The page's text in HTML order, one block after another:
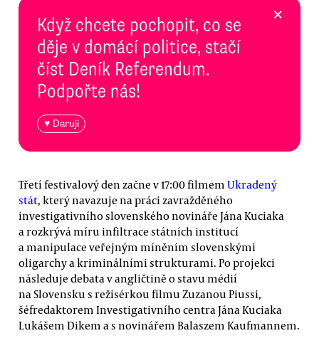
Když chcete pochopit, co se
děje v domácí politice, stačí
číst Deník Referendum.
Podpořte nás!
♥ Daruji
×
Třetí festivalový den začne v 17:00 filmem Ukradený
stát, který navazuje na práci zavražděného
investigativního slovenského novináře Jána Kuciaka
a rozkrývá míru infiltrace státních institucí
a manipulace veřejným míněním slovenskými
oligarchy a kriminálními strukturami. Po projekci
následuje debata v angličtině o stavu médií
na Slovensku s režisérkou filmu Zuzanou Piussi,
šéfredaktorem Investigativního centra Jána Kuciaka
Lukášem Dikem a s novinářem Balaszem Kaufmannem.